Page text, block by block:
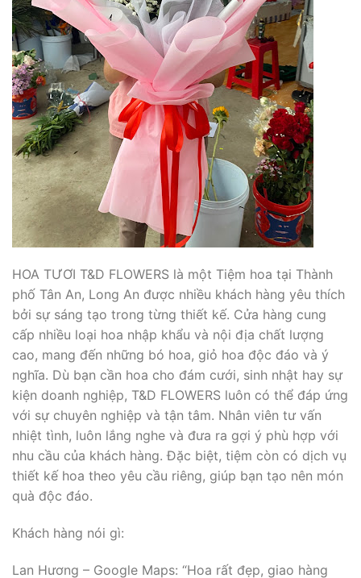
HOA TƯƠI T&D FLOWERS là một Tiệm hoa tại Thành
phố Tân An, Long An được nhiều khách hàng yêu thích
bởi sự sáng tạo trong từng thiết kế. Cửa hàng cung
cấp nhiều loại hoa nhập khẩu và nội địa chất lượng
cao, mang đến những bó hoa, giỏ hoa độc đáo và ý
nghĩa. Dù bạn cần hoa cho đám cưới, sinh nhật hay sự
kiện doanh nghiệp, T&D FLOWERS luôn có thể đáp ứng
với sự chuyên nghiệp và tận tâm. Nhân viên tư vấn
nhiệt tình, luôn lắng nghe và đưa ra gợi ý phù hợp với
nhu cầu của khách hàng. Đặc biệt, tiệm còn có dịch vụ
thiết kế hoa theo yêu cầu riêng, giúp bạn tạo nên món
quà độc đáo.
Khách hàng nói gì:
Lan Hương – Google Maps: “Hoa rất đẹp, giao hàng